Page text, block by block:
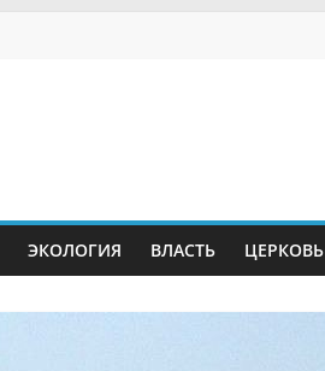
ЭКОЛОГИЯ ВЛАСТЬ ЦЕРКОВЬ